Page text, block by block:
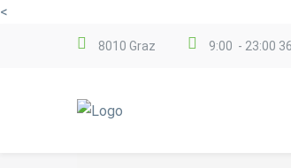
<
8010 Graz 9:00 - 23:00